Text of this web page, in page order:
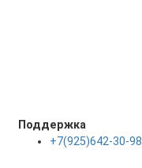
Поддержка
+7(925)642-30-98